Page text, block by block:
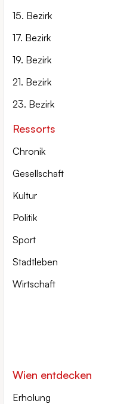
15. Bezirk
17. Bezirk
19. Bezirk
21. Bezirk
23. Bezirk
Ressorts
Chronik
Gesellschaft
Kultur
Politik
Sport
Stadtleben
Wirtschaft
Wien entdecken
Erholung